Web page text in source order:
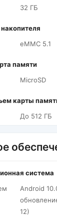
32 ГБ
eMMC 5.1
памяти
MicroSD
карты
До 512 ГБ
система
Android
12)